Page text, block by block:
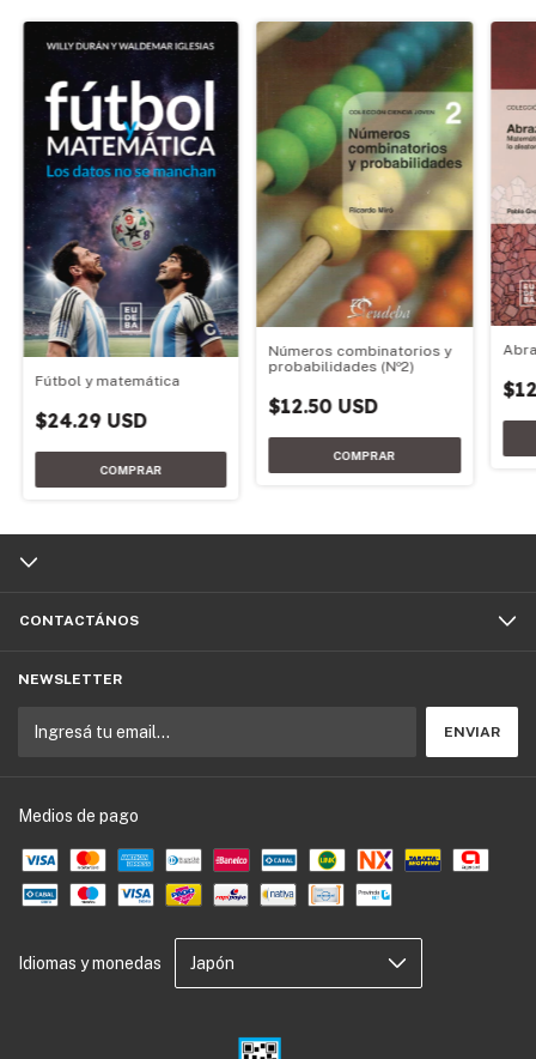
Fútbol y matemática
$24.29 USD
Números combinatorios y
probabilidades (Nº2)
$12.50 USD
CONTACTÁNOS
NEWSLETTER
Medios de pago
Idiomas y monedas